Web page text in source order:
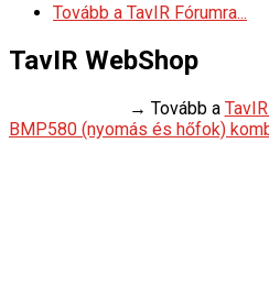
Tovább a TavIR Fórumra...
TavIR WebShop
→ Tovább a
BMP580 (nyomás és hőfok)